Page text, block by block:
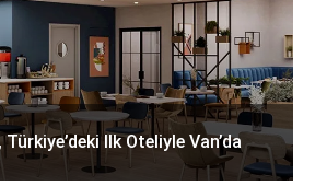
Ilk Oteliyle Van’da